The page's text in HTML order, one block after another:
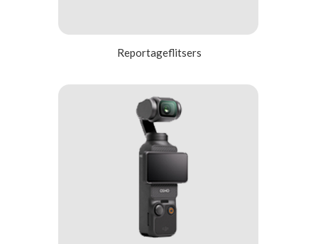
Reportageflitsers